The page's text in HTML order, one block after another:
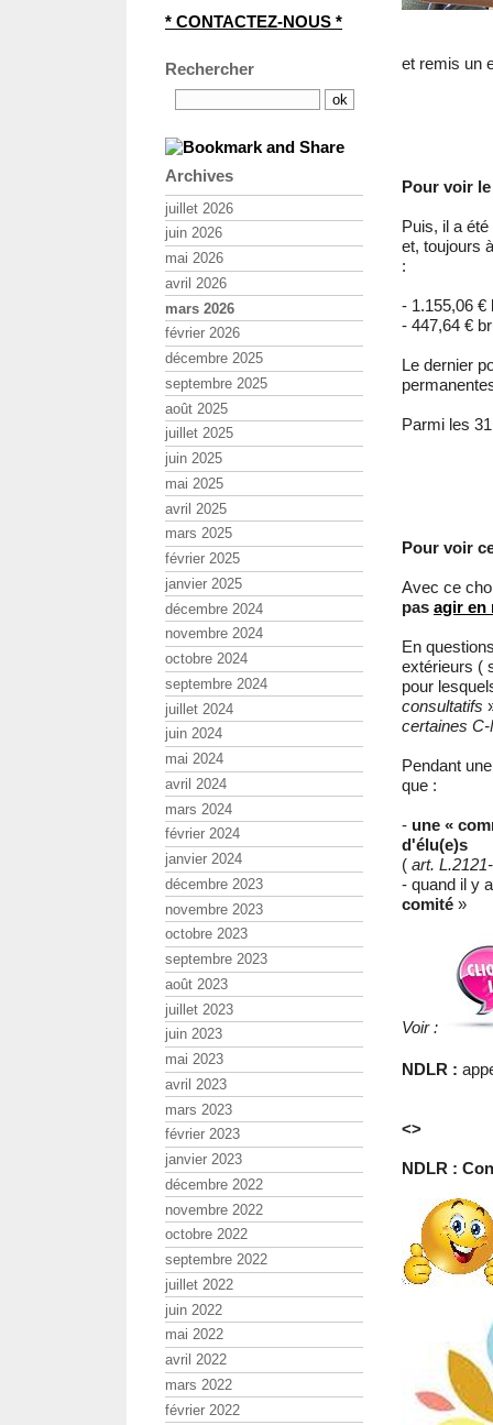
et remis un
Pour voir
Puis, il a
et, toujours
:
- 1.155,06 €
- 447,64 €
Le dernier
Parmi les
Pour voir
Avec ce
pas agir en
En
extérieurs (
pour
consultatifs
certaines
Pendant
que :
- une «
d'élu(e)s
( art.
- quand il y
comité »
Voir :
NDLR :
<>
NDLR :
* CONTACTEZ-NOUS *
Rechercher
Archives
juillet 2026
juin 2026
mai 2026
avril 2026
mars 2026
février 2026
décembre 2025
septembre 2025
août 2025
juillet 2025
juin 2025
mai 2025
avril 2025
mars 2025
février 2025
janvier 2025
décembre 2024
novembre 2024
octobre 2024
septembre 2024
juillet 2024
juin 2024
mai 2024
avril 2024
mars 2024
février 2024
janvier 2024
décembre 2023
novembre 2023
octobre 2023
septembre 2023
août 2023
juillet 2023
juin 2023
mai 2023
avril 2023
mars 2023
février 2023
janvier 2023
décembre 2022
novembre 2022
octobre 2022
septembre 2022
juillet 2022
juin 2022
mai 2022
avril 2022
mars 2022
février 2022